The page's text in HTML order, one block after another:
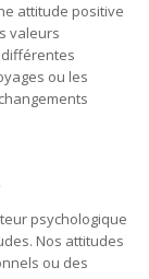
attitude positive
valeurs
différentes
ou les
psychologique
Nos attitudes
ou des